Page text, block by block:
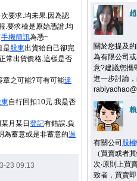
關於您提及
為有限公司
意?建議您攜
進一步討論
有關公司 股權
（買賣或者
次‧原則上買
致者，買賣
要求.均未果.因為認
.要求檢是原始憑證.均
手機簡訊為憑~
是股東出貨給自己卻完
常出貨價格.這樣是否
章之可能?可有可能違
自行回扣10元.我是否
月某日 登記有錯誤.負
為蓄意或是非蓄意的過
23 09:13